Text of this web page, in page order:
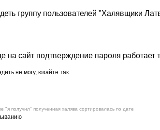
группу пользователей "Халявщики
на сайт подтверждение пароля работает
не могу, юзайте так.
"я получил" полученная халява сортировалась по дате